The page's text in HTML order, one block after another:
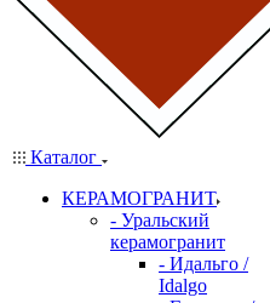
Каталог
КЕРАМОГРАНИТ
- Уральский
керамогранит
- Идальго /
Idalgo